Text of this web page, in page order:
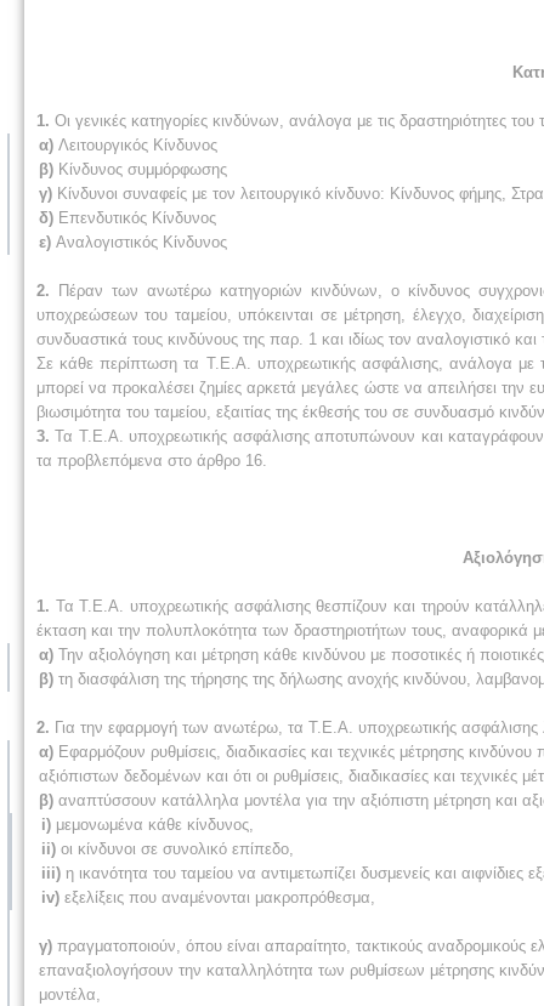
1. Οι γενικές κατηγορίες κινδύνων, ανάλογα με τις δραστηριότητες του
α) Λειτουργικός Κίνδυνος
β) Κίνδυνος συμμόρφωσης
γ) Κίνδυνοι συναφείς με τον λειτουργικό κίνδυνο: Κίνδυνος φήμης,
δ) Επενδυτικός Κίνδυνος
ε) Αναλογιστικός Κίνδυνος
2. Πέραν των ανωτέρω κατηγοριών κινδύνων, ο κίνδυνος
υποχρεώσεων του ταμείου, υπόκεινται σε μέτρηση, έλεγχο,
συνδυαστικά τους κινδύνους της παρ. 1 και ιδίως τον αναλογιστικό και
Σε κάθε περίπτωση τα Τ.Ε.Α. υποχρεωτικής ασφάλισης, ανάλογα
μπορεί να προκαλέσει ζημίες αρκετά μεγάλες ώστε να απειλήσει την
βιωσιμότητα του ταμείου, εξαιτίας της έκθεσής του σε συνδυασμό
3.Τα Τ.Ε.Α. υποχρεωτικής ασφάλισης αποτυπώνουν και
τα προβλεπόμενα στο άρθρο 16.
1. Τα Τ.Ε.Α. υποχρεωτικής ασφάλισης θεσπίζουν και τηρούν
έκταση και την πολυπλοκότητα των δραστηριοτήτων τους, αναφορικά
α) Την αξιολόγηση και μέτρηση κάθε κινδύνου με ποσοτικές ή
β) τη διασφάλιση της τήρησης της δήλωσης ανοχής κινδύνου,
2. Για την εφαρμογή των ανωτέρω, τα Τ.Ε.Α. υποχρεωτικής
α) Εφαρμόζουν ρυθμίσεις, διαδικασίες και τεχνικές μέτρησης
αξιόπιστων δεδομένων και ότι οι ρυθμίσεις, διαδικασίες και τεχνικές
β) αναπτύσσουν κατάλληλα μοντέλα για την αξιόπιστη μέτρηση και
i) μεμονωμένα κάθε κίνδυνος,
ii) οι κίνδυνοι σε συνολικό επίπεδο,
iii) η ικανότητα του ταμείου να αντιμετωπίζει δυσμενείς και αιφνίδιες
iv) εξελίξεις που αναμένονται μακροπρόθεσμα,
γ) πραγματοποιούν, όπου είναι απαραίτητο, τακτικούς
επαναξιολογήσουν την καταλληλότητα των ρυθμίσεων μέτρησης
μοντέλα,